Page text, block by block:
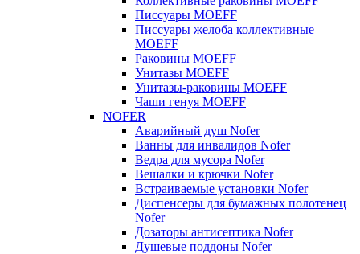
Писсуары MOEFF
Писсуары желоба коллективные
MOEFF
Раковины MOEFF
Унитазы MOEFF
Унитазы-раковины MOEFF
Чаши генуя MOEFF
NOFER
Аварийный душ Nofer
Ванны для инвалидов Nofer
Ведра для мусора Nofer
Вешалки и крючки Nofer
Встраиваемые установки Nofer
Диспенсеры для бумажных полотенец
Nofer
Дозаторы антисептика Nofer
Душевые поддоны Nofer